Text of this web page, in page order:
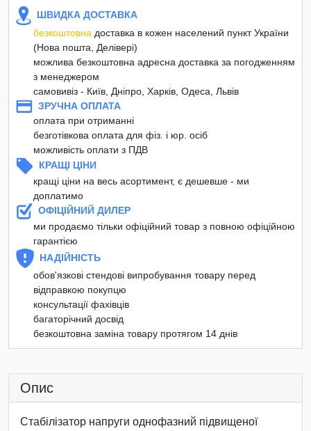
ШВИДКА ДОСТАВКА
безкоштовна доставка в кожен населений пункт України
(Нова пошта, Делівері)
можлива безкоштовна адресна доставка за погодженням
з менеджером
самовивіз - Київ, Дніпро, Харків, Одеса, Львів
ЗРУЧНА ОПЛАТА
оплата при отриманні
безготівкова оплата для фіз. і юр. осіб
можливість оплати з ПДВ
КРАЩІ ЦІНИ
кращі ціни на весь асортимент, є дешевше - ми
доплатимо
ОФІЦІЙНИЙ ДИЛЕР
ми продаємо тільки офіційний товар з повною офіційною
гарантією
НАДІЙНІСТЬ
обов'язкові стендові випробування товару перед
відправкою покупцю
консультації фахівців
багаторічний досвід
безкоштовна заміна товару протягом 14 днів
Опис
Стабілізатор напруги однофазний підвищеної